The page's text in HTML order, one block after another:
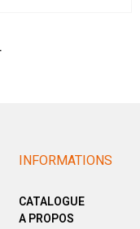
INFORMATIONS
CATALOGUE
A PROPOS